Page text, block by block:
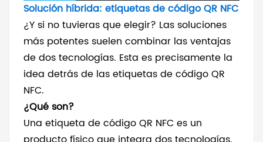
Solución híbrida: etiquetas de código QR NFC
¿Y si no tuvieras que elegir? Las soluciones
más potentes suelen combinar las ventajas
de dos tecnologías. Esta es precisamente la
idea detrás de las etiquetas de código QR
NFC.
¿Qué son?
Una etiqueta de código QR NFC es un